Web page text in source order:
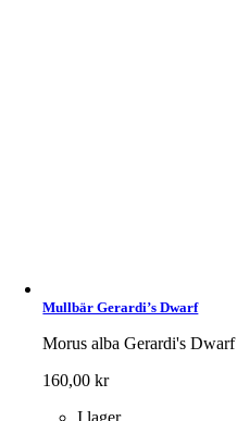
Mullbär Gerardi’s Dwarf
Morus alba Gerardi's Dwarf
160,00kr
I lager